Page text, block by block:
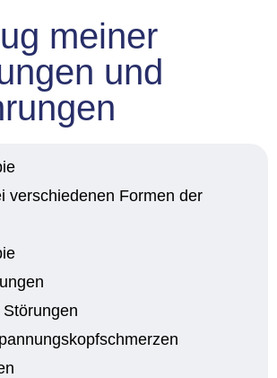
meiner
und
verschiedenen Formen der